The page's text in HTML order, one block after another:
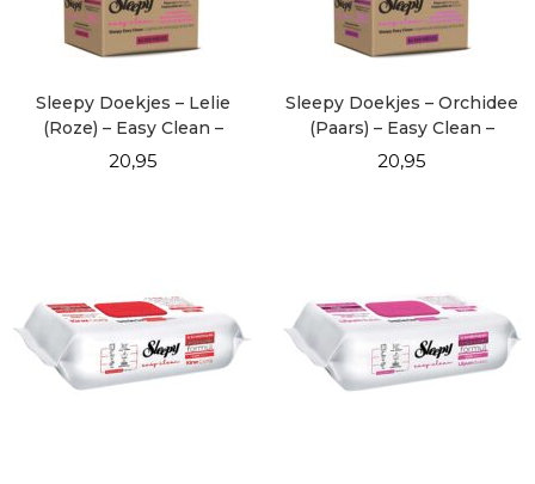
Sleepy Doekjes – Lelie
(Roze) – Easy Clean –
DOOSVOORDEEL 6×100
20,95
Sleepy Doekjes – Orchidee
(Paars) – Easy Clean –
DOOSVOORDEEL 6×100
20,95